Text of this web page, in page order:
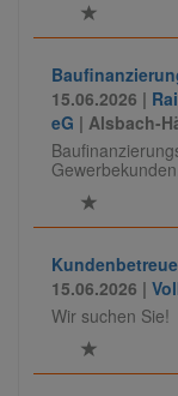
15.06.2026 |
eG | Alsbach-
15.06.2026 |
Wir suchen Sie!